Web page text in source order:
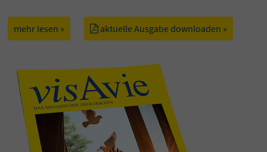
mehr lesen » aktuelle Ausgabe downloaden »